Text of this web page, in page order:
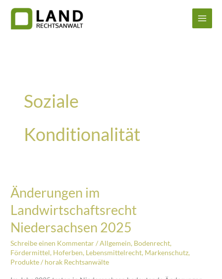
springen
Soziale
Konditionalität
Änderungen im
Landwirtschaftsrecht
Niedersachsen 2025
Schreibe einen Kommentar/Allgemein, Bodenrecht,
Fördermittel, Hoferben, Lebensmittelrecht, Markenschutz,
Produkte/ horak Rechtsanwälte